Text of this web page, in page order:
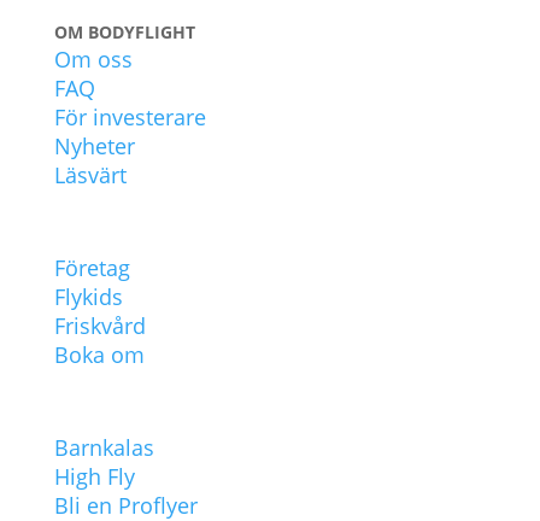
OM BODYFLIGHT
Om oss
FAQ
För investerare
Nyheter
Läsvärt
Företag
Flykids
Friskvård
Boka om
Barnkalas
High Fly
Bli en Proflyer